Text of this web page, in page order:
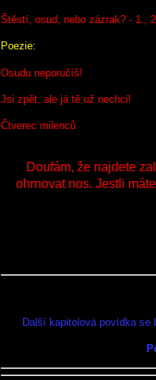
Štěstí, osud, nebo zázrak? - 1.,
Poezie:
Osudu neporučíš!
Jsi zpět, ale já tě už nechci!
Čtverec milenců
Doufám, že najdete
ohrnovat nos. Jestli
Další kapitolová povídka se